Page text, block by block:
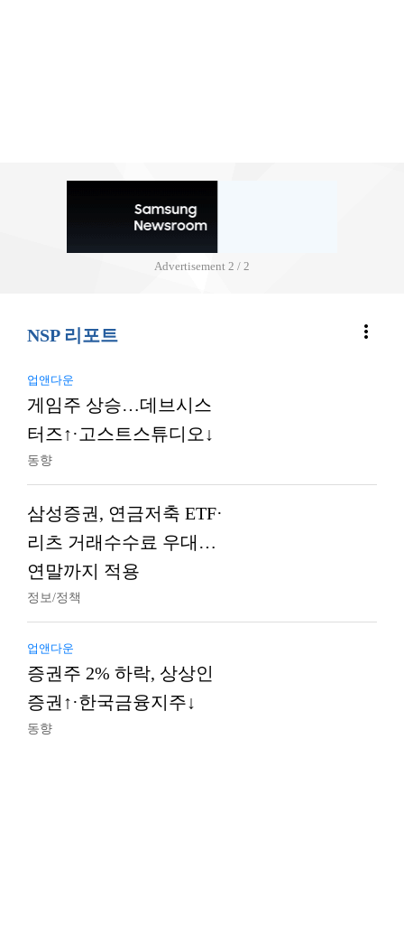
Advertisement 2 / 2
NSP 리포트 more_vert
업앤다운
게임주 상승…데브시스
터즈↑·고스트스튜디오↓
동향
삼성증권, 연금저축 ETF·
리츠 거래수수료 우대…
연말까지 적용
정보/정책
업앤다운
증권주 2% 하락, 상상인
증권↑·한국금융지주↓
동향